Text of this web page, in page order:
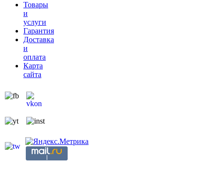
Товары
и
услуги
Гарантия
Доставка
и
оплата
Карта
сайта